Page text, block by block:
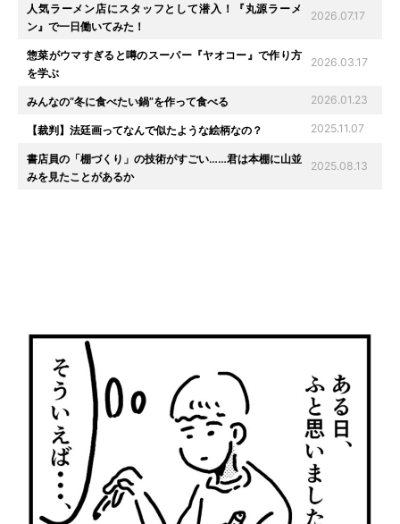
人気ラーメン店にスタッフとして潜入！『丸源ラーメ
ン』で一日働いてみた！
2026.07.17
惣菜がウマすぎると噂のスーパー『ヤオコー』で作り方
を学ぶ
2026.03.17
みんなの“冬に食べたい鍋”を作って食べる 2026.01.23
【裁判】法廷画ってなんで似たような絵柄なの？ 2025.11.07
書店員の「棚づくり」の技術がすごい……君は本棚に山並
みを見たことがあるか
2025.08.13